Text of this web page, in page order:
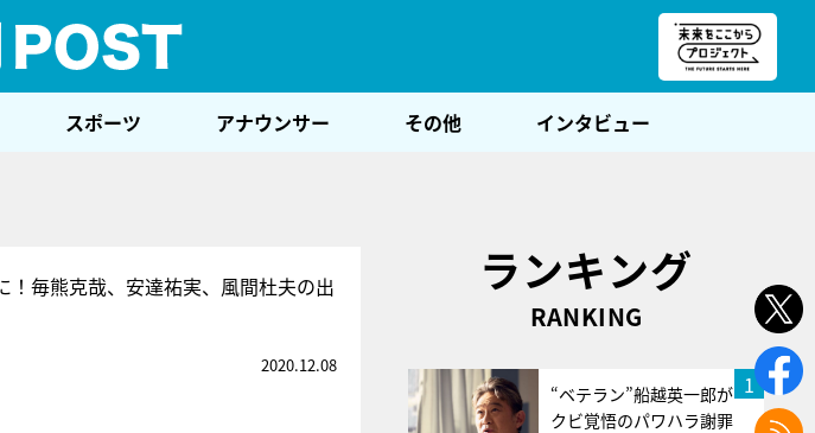
スポーツ アナウンサー その他 インタビュー
毎熊克哉、安達祐実、風間杜夫の出
2020.12.08
ランキング
RANKING
1
“ベテラン”船越英一郎が
クビ覚悟のパワハラ謝罪